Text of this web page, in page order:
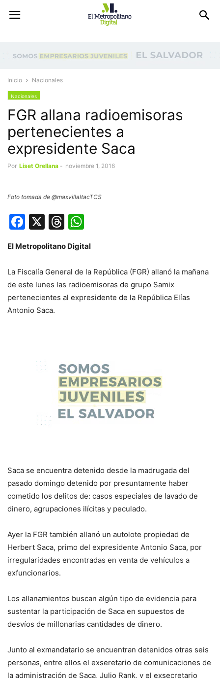
Inicio Nacionales
Nacionales
FGR allana radioemisoras
pertenecientes a
expresidente Saca
Por Liset Orellana - noviembre 1, 2016
Foto tomada de @maxvillaltacTCS
Facebook
X Threads
El Metropolitano Digital
La Fiscalía General de la República (FGR) allanó la mañana
de este lunes las radioemisoras de grupo Samix
pertenecientes al expresidente de la República Elías
Antonio Saca.
Saca se encuentra detenido desde la madrugada del
pasado domingo detenido por presuntamente haber
cometido los delitos de: casos especiales de lavado de
dinero, agrupaciones ilícitas y peculado.
Ayer la FGR también allanó un autolote propiedad de
Herbert Saca, primo del expresidente Antonio Saca, por
irregularidades encontradas en venta de vehículos a
exfuncionarios.
Los allanamientos buscan algún tipo de evidencia para
sustentar la participación de Saca en supuestos de
desvíos de millonarias cantidades de dinero.
Junto al exmandatario se encuentran detenidos otras seis
personas, entre ellos el exseretario de comunicaciones de
la administración de Saca, Julio Rank, y el exsecretario